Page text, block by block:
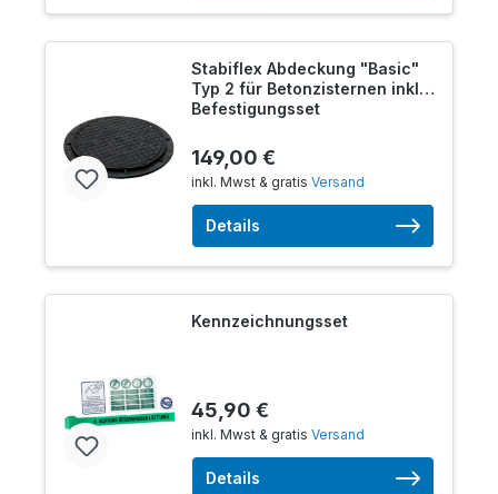
Stabiflex Abdeckung "Basic"
Typ 2 für Betonzisternen inkl.
Befestigungsset
149,00 €
inkl. Mwst & gratis Versand
Details
Kennzeichnungsset
45,90 €
inkl. Mwst & gratis Versand
Details